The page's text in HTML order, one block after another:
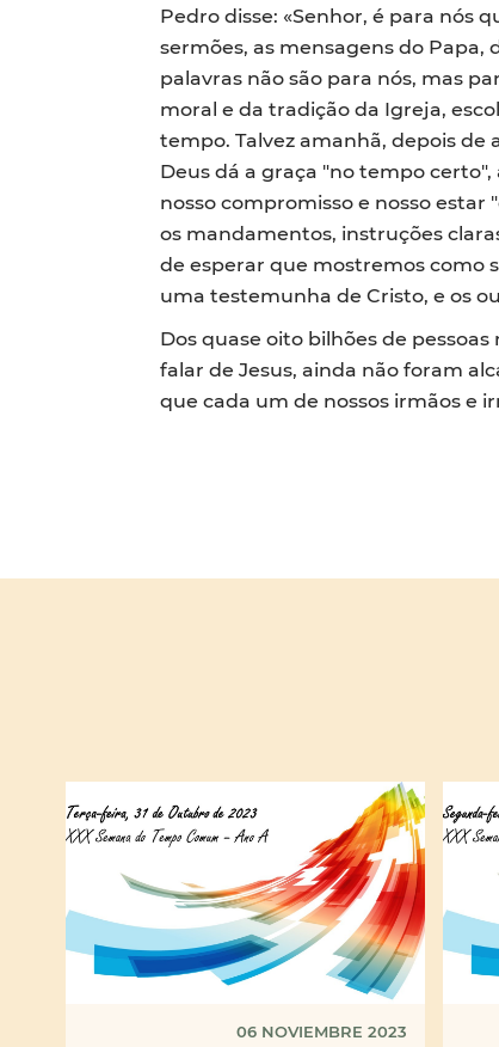
Pedro disse: «Senhor, é para nós
sermões, as mensagens do Papa,
palavras não são para nós, mas
moral e da tradição da Igreja,
tempo. Talvez amanhã, depois de
Deus dá a graça "no tempo certo",
nosso compromisso e nosso estar
os mandamentos, instruções
de esperar que mostremos como
uma testemunha de Cristo, e os
Dos quase oito bilhões de
falar de Jesus, ainda não foram
que cada um de nossos irmãos e
06 NOVIEMBRE 2023